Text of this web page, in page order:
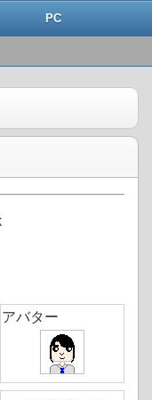
PC
アバター